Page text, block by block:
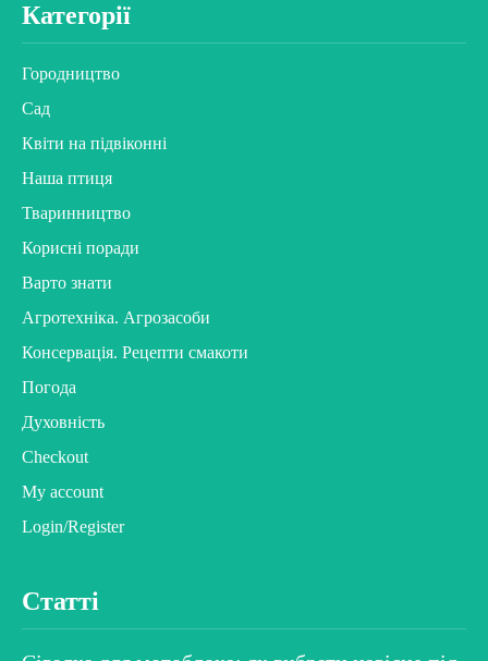
Категорії
Городництво
Сад
Квіти на підвіконні
Наша птиця
Тваринництво
Корисні поради
Варто знати
Агротехніка. Агрозасоби
Консервація. Рецепти смакоти
Погода
Духовність
Checkout
My account
Login/Register
Статті